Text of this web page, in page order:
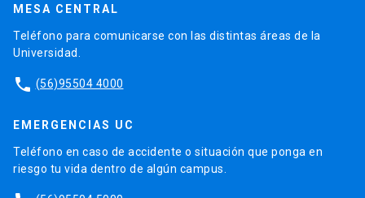
MESA CENTRAL
Teléfono para comunicarse con las distintas áreas de la
Universidad.
phone (56)95504 4000
EMERGENCIAS UC
Teléfono en caso de accidente o situación que ponga en
riesgo tu vida dentro de algún campus.